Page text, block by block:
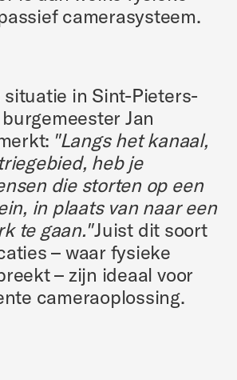
camerasysteem.
situatie in Sint-Pieters-
Jan
"Langs het kanaal,
heb je
die storten op een
in plaats van naar een
te gaan."Juist dit soort
– waar fysieke
– zijn ideaal voor
cameraoplossing.